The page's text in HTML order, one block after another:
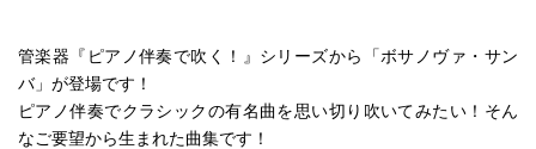
管楽器『ピアノ伴奏で吹く！』シリーズから「ボサノヴァ・サン
バ」が登場です！
ピアノ伴奏でクラシックの有名曲を思い切り吹いてみたい！そん
なご要望から生まれた曲集です！